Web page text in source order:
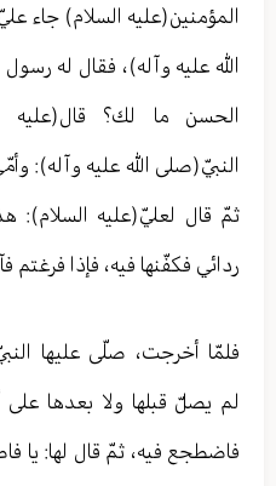
المؤمنين(عليه السلام) جاء
الله عليه وآله)، فقال له رسول
الحسن ما لك؟ قال(عليه
النبيّ(صلى الله عليه وآله):
ثمّ قال لعليّ(عليه السلام):
ردائي فكفّنها فيه، فإذا فرغتم
فلمّا أخرجت، صلّى عليها
لم يصلّ قبلها ولا بعدها على
فاضطجع فيه، ثمّ قال لها: يا